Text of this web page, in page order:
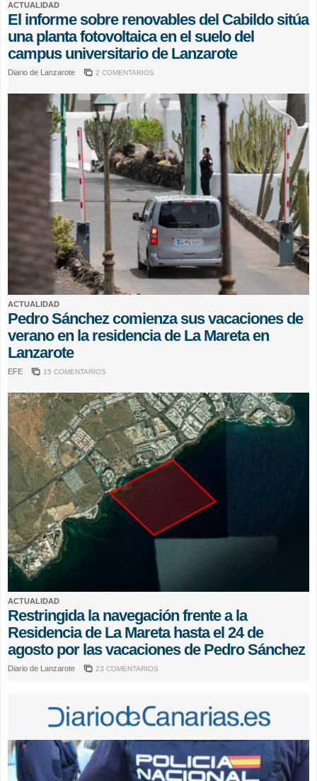
ACTUALIDAD
El informe sobre renovables del Cabildo sitúa
una planta fotovoltaica en el suelo del
campus universitario de Lanzarote
Diario de Lanzarote 2 COMENTARIOS
ACTUALIDAD
Pedro Sánchez comienza sus vacaciones de
verano en la residencia de La Mareta en
Lanzarote
EFE 15 COMENTARIOS
ACTUALIDAD
Restringida la navegación frente a la
Residencia de La Mareta hasta el 24 de
agosto por las vacaciones de Pedro Sánchez
Diario de Lanzarote 23 COMENTARIOS